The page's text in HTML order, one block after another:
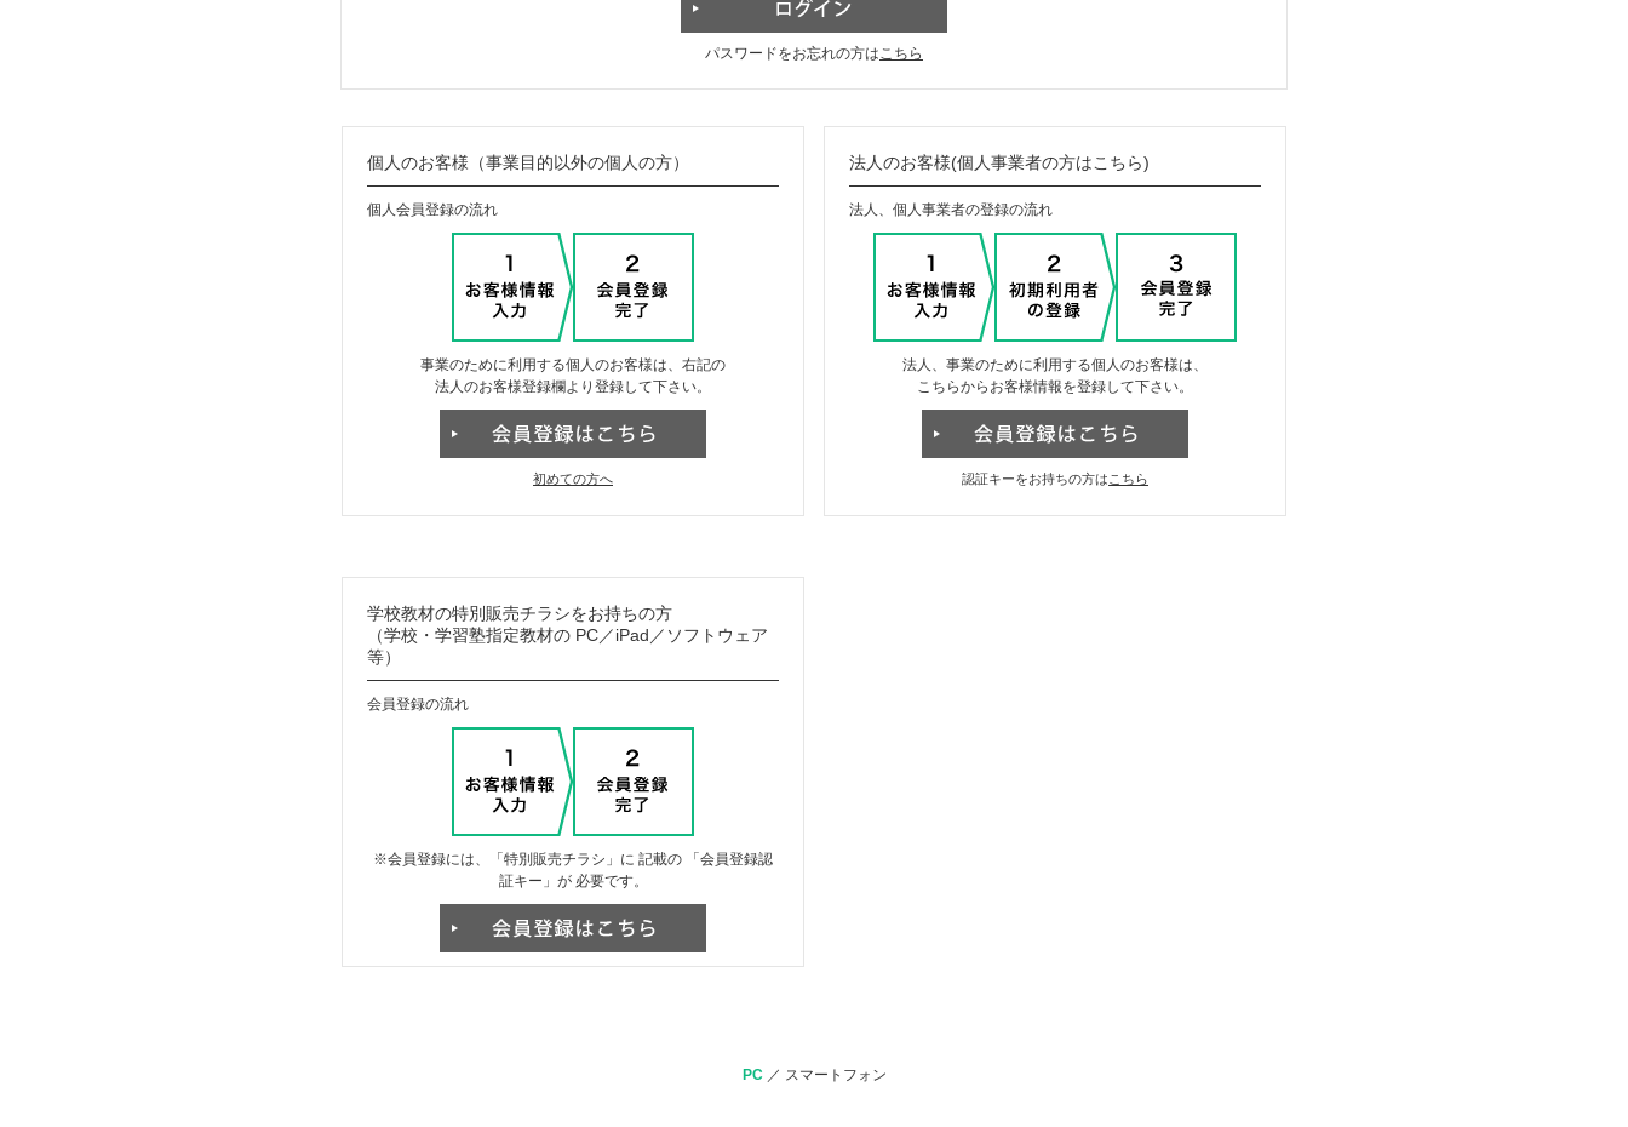
パスワードをお忘れの方はこちら
個人のお客様（事業目的以外の個人の方）
個人会員登録の流れ
事業のために利用する個人のお客様は、右記の
法人のお客様登録欄より登録して下さい。
初めての方へ
法人のお客様(個人事業者の方はこちら)
法人、個人事業者の登録の流れ
法人、事業のために利用する個人のお客様は、
こちらからお客様情報を登録して下さい。
認証キーをお持ちの方は こちら
学校教材の特別販売チラシをお持ちの方
（学校・学習塾指定教材の PC／iPad／ソフトウェア
等）
会員登録の流れ
※会員登録には、「特別販売チラシ」に 記載の 「会員登録認
証キー」が 必要です。
PC／ スマートフォン